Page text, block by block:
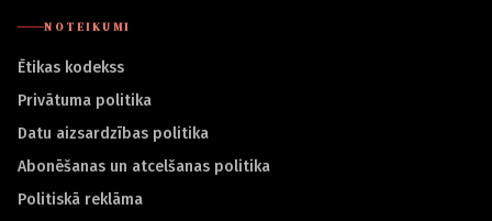
NOTEIKUMI
Ētikas kodekss
Privātuma politika
Datu aizsardzības politika
Abonēšanas un atcelšanas politika
Politiskā reklāma